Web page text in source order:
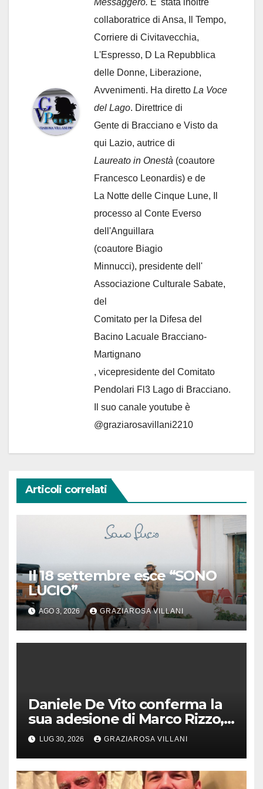
Messaggero. E' stata inoltre
collaboratrice di Ansa, Il Tempo,
Corriere di Civitavecchia,
L'Espresso, D La Repubblica
delle Donne, Liberazione,
Avvenimenti. Ha diretto La Voce
del Lago. Direttrice di
Gente di Bracciano e Visto da
qui Lazio, autrice di
Laureato in Onestà (coautore
Francesco Leonardis) e de
La Notte delle Cinque Lune, Il
processo al Conte Everso
dell'Anguillara
(coautore Biagio
Minnucci), presidente dell'
Associazione Culturale Sabate,
del
Comitato per la Difesa del
Bacino Lacuale Bracciano-
Martignano
, vicepresidente del Comitato
Pendolari Fl3 Lago di Bracciano.
Il suo canale youtube è
@graziarosavillani2210
Articoli correlati
Il 18 settembre esce “SONO
LUCIO”
AGO 3, 2026 GRAZIAROSA VILLANI
Daniele De Vito conferma la
sua adesione di Marco Rizzo,
nel rispetto delle decisioni
del 1° Congress
LUG 30, 2026 GRAZIAROSA VILLANI